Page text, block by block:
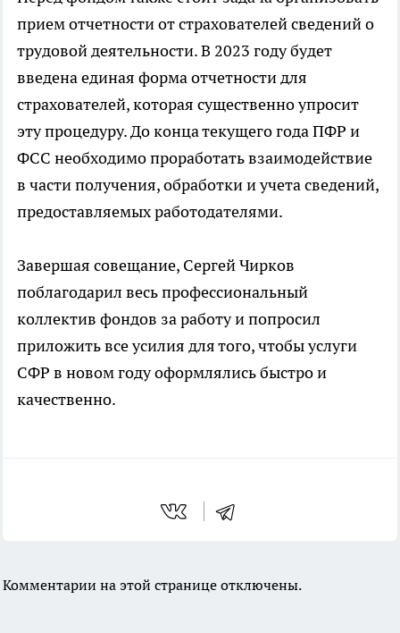
прием отчетности от страхователей сведений о
трудовой деятельности. В 2023 году будет
введена единая форма отчетности для
страхователей, которая существенно упросит
эту процедуру. До конца текущего года ПФР и
ФСС необходимо проработать взаимодействие
в части получения, обработки и учета сведений,
предоставляемых работодателями.
Завершая совещание, Сергей Чирков
поблагодарил весь профессиональный
коллектив фондов за работу и попросил
приложить все усилия для того, чтобы услуги
СФР в новом году оформлялись быстро и
качественно.
Комментарии на этой странице отключены.